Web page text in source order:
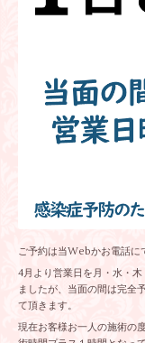
ご予約は当Webかお電話に
4月より営業日を月・水・
ましたが、当面の間は完全
て頂きます。
現在お客様お一人の施術の